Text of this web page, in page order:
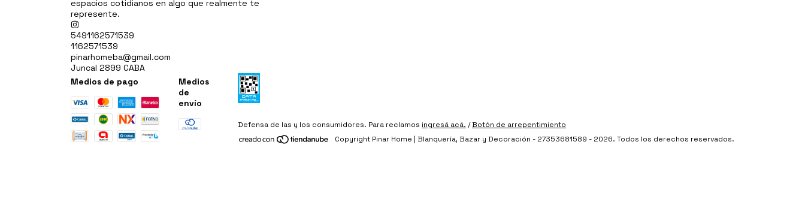
espacios cotidianos en algo que realmente te
represente.
5491162571539
1162571539
pinarhomeba@gmail.com
Juncal 2899 CABA
Medios de pago
Medios
de
envío
Defensa de las y los consumidores. Para reclamos ingresá acá. /Botón de arrepentimiento
Copyright Pinar Home | Blanquería, Bazar y Decoración - 27353681589 - 2026. Todos los derechos reservados.